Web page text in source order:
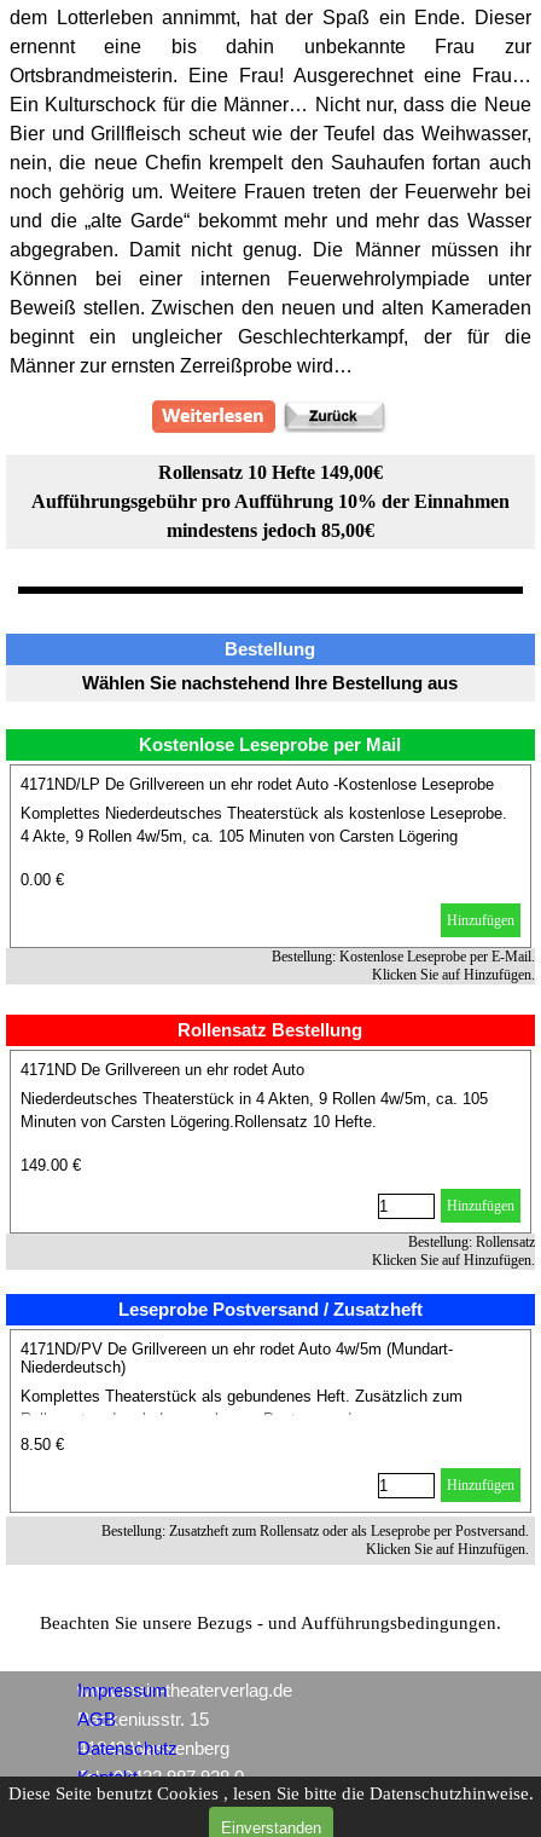
dem Lotterleben annimmt, hat der Spaß ein Ende. Dieser
ernennt eine bis dahin unbekannte Frau zur
Ortsbrandmeisterin. Eine Frau! Ausgerechnet eine Frau…
Ein Kulturschock für die Männer… Nicht nur, dass die Neue
Bier und Grillfleisch scheut wie der Teufel das Weihwasser,
nein, die neue Chefin krempelt den Sauhaufen fortan auch
noch gehörig um. Weitere Frauen treten der Feuerwehr bei
und die „alte Garde“ bekommt mehr und mehr das Wasser
abgegraben. Damit nicht genug. Die Männer müssen ihr
Können bei einer internen Feuerwehrolympiade unter
Beweiß stellen. Zwischen den neuen und alten Kameraden
beginnt ein ungleicher Geschlechterkampf, der für die
Männer zur ernsten Zerreißprobe wird…
Rollensatz 10 Hefte 149,00€
Aufführungsgebühr pro Aufführung 10% der Einnahmen
mindestens jedoch 85,00€
Bestellung
Wählen Sie nachstehend Ihre Bestellung aus
Kostenlose Leseprobe per Mail
4171ND/LP De Grillvereen un ehr rodet Auto -Kostenlose Leseprobe
Komplettes Niederdeutsches Theaterstück als kostenlose Leseprobe.
4 Akte, 9 Rollen 4w/5m, ca. 105 Minuten von Carsten Lögering
0.00 €
Hinzufügen
Bestellung: Kostenlose Leseprobe per E-Mail.
Klicken Sie auf Hinzufügen.
Rollensatz Bestellung
4171ND De Grillvereen un ehr rodet Auto
Niederdeutsches Theaterstück in 4 Akten, 9 Rollen 4w/5m, ca. 105
Minuten von Carsten Lögering.Rollensatz 10 Hefte.
149.00 €
Hinzufügen
Bestellung: Rollensatz
Klicken Sie auf Hinzufügen.
Leseprobe Postversand / Zusatzheft
4171ND/PV De Grillvereen un ehr rodet Auto 4w/5m (Mundart-
Niederdeutsch)
Komplettes Theaterstück als gebundenes Heft. Zusätzlich zum
Rollensatz oder als Leseprobe per Postversand.
8.50 €
Hinzufügen
Bestellung: Zusatzheft zum Rollensatz oder als Leseprobe per Postversand.
Klicken Sie auf Hinzufügen.
Beachten Sie unsere Bezugs - und Aufführungsbedingungen.
www.mein-theaterverlag.de
Packeniusstr. 15
41849 Wassenberg
Tel.: 02432 987 928 0
Impressum
AGB
Datenschutz
Kontakt
Diese Seite benutzt Cookies , lesen Sie bitte die Datenschutzhinweise.
Einverstanden